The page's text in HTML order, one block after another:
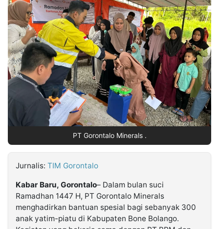
Partner
Insight
NTB
Suara
Time
Lens
IDN
Daily
Jogja
Jalan
Rakyat
Idealita
News
Kita
Notice
Dinamikapost.com
Radar
Baru
Seedbacklink
Follow
Kabarbaru
PT Gorontalo Minerals .
Jurnalis: TIM Gorontalo
Kabar Baru, Gorontalo– Dalam bulan suci
Ramadhan 1447 H, PT Gorontalo Minerals
menghadirkan bantuan spesial bagi sebanyak 300
anak yatim-piatu di Kabupaten Bone Bolango.